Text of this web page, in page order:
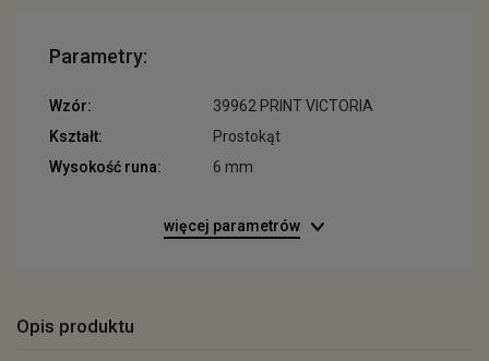
Parametry:
Wzór:
39962 PRINT VICTORIA
Kształt:
Prostokąt
Wysokość runa:
6 mm
więcej parametrów
Opis produktu